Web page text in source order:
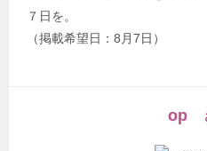
７日を。
（掲載希望日：8月7日）
op